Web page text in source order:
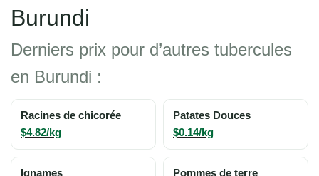
Burundi
Derniers prix pour d’autres tubercules
en Burundi :
Racines de chicorée
$4.82/kg
Patates Douces
$0.14/kg
Ignames Pommes de terre